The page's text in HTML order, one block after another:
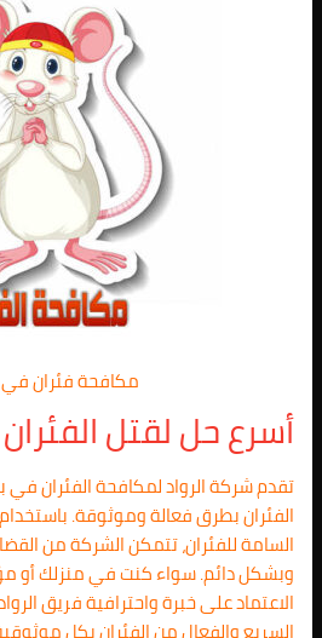
مكافحة فئران
أسرع حل لقتل
تقدم شركة الرواد لمكافحة الفئران
الفئران بطرق فعالة وموثوقة.
السامة للفئران، تتمكن الشركة من
وبشكل دائم. سواء كنت في منزلك أو
الاعتماد على خبرة واحترافية فريق
السريع والفعال من الفئران بكل